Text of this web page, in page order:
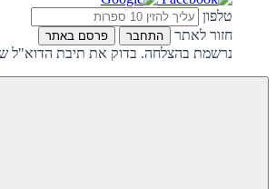
טלפון
חזור לאתר
התחבר פרסם באתר
נרשמת בהצלחה. בדוק את תיבת הדוא"ל